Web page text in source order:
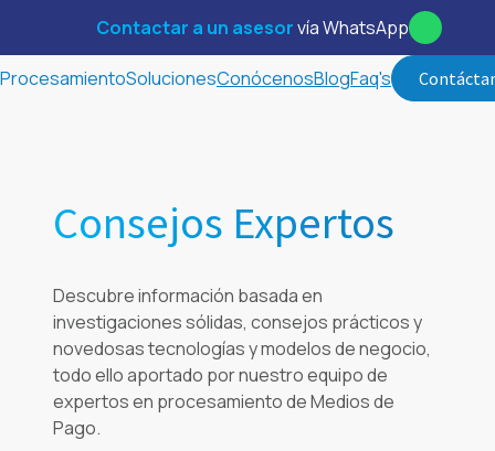
Contactar a un asesorvía WhatsApp
ProcesamientoSolucionesConócenosBlogFaq's
Consejos Expertos
Descubre información basada en
investigaciones sólidas, consejos prácticos y
novedosas tecnologías y modelos de negocio,
todo ello aportado por nuestro equipo de
expertos en procesamiento de Medios de
Pago.